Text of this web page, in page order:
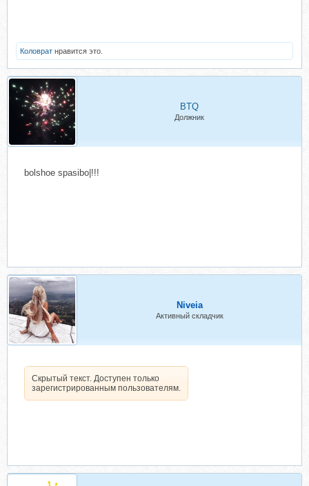
Коловрат нравится это.
BTQ
Должник
bolshoe spasibo|!!!
Niveia
Активный складчик
Скрытый текст. Доступен только
зарегистрированным пользователям.